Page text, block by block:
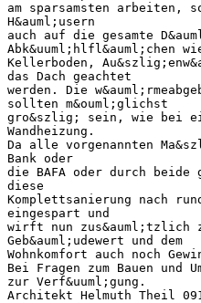
am sparsamsten arbeiten,
H&auml;usern
auch auf die gesamte
Abk&uuml;hlfl&auml;chen
Kellerboden,
das Dach geachtet
werden. Die
sollten m&ouml;glichst
gro&szlig; sein, wie bei
Wandheizung.
Da alle vorgenannten
Bank oder
die BAFA oder durch
diese
Komplettsanierung nach
eingespart und
wirft nun zus&auml;tzlich
Geb&auml;udewert und dem
Wohnkomfort auch noch
Bei Fragen zum Bauen und
zur Verf&uuml;gung.
Architekt Helmuth Theil